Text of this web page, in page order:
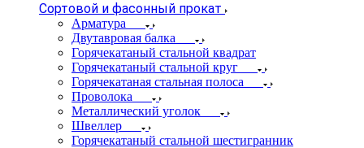
Сортовой и фасонный прокат
Арматура
Двутавровая балка
Горячекатаный стальной квадрат
Горячекатаный стальной круг
Горячекатаная стальная полоса
Проволока
Металлический уголок
Швеллер
Горячекатаный стальной шестигранник